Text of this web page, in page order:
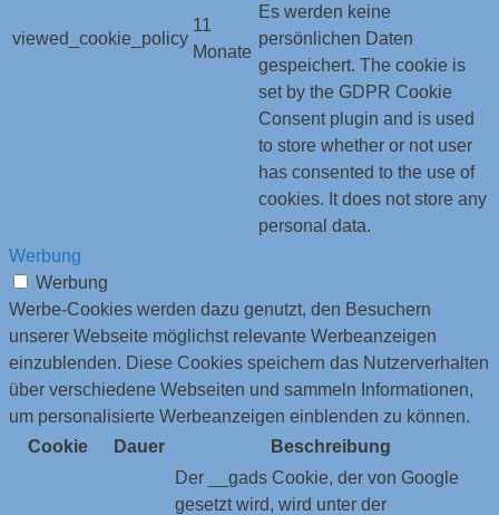
viewed_cookie_policy
11
Monate
Es werden keine
persönlichen Daten
gespeichert. The cookie is
set by the GDPR Cookie
Consent plugin and is used
to store whether or not user
has consented to the use of
cookies. It does not store any
personal data.
Werbung
Werbung
Werbe-Cookies werden dazu genutzt, den Besuchern
unserer Webseite möglichst relevante Werbeanzeigen
einzublenden. Diese Cookies speichern das Nutzerverhalten
über verschiedene Webseiten und sammeln Informationen,
um personalisierte Werbeanzeigen einblenden zu können.
Cookie
Dauer Beschreibung
Der __gads Cookie, der von Google
gesetzt wird, wird unter der